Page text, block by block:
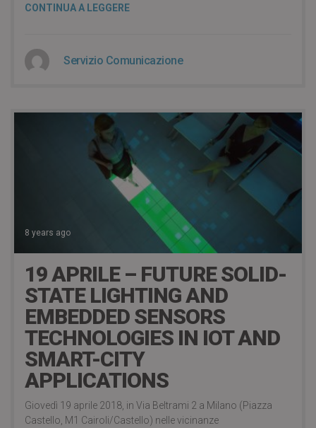
CONTINUA A LEGGERE
Servizio Comunicazione
8 years ago
19 APRILE – FUTURE SOLID-
STATE LIGHTING AND
EMBEDDED SENSORS
TECHNOLOGIES IN IOT AND
SMART-CITY
APPLICATIONS
Giovedì 19 aprile 2018, in Via Beltrami 2 a Milano (Piazza
Castello, M1 Cairoli/Castello) nelle vicinanze